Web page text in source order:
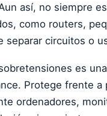
así, no siempre
como routers,
separar circuitos o
es
Protege frente
ordenadores,